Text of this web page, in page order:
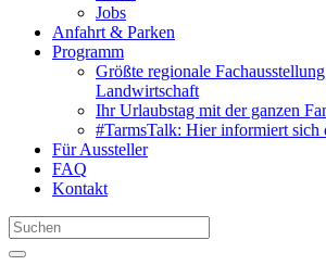
Jobs
Anfahrt & Parken
Programm
Größte regionale
Landwirtschaft
Ihr Urlaubstag mit der ganzen
#TarmsTalk: Hier informiert sich
Für Aussteller
FAQ
Kontakt